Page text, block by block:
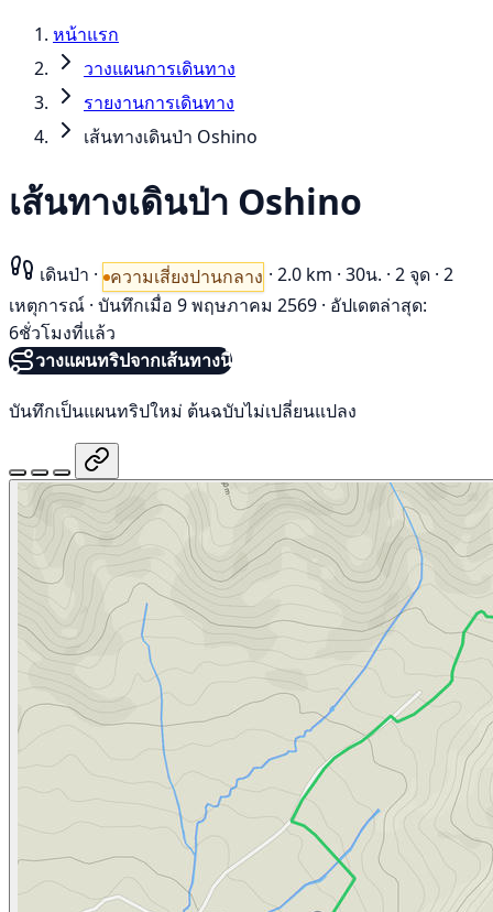
หน้าแรก
วางแผนการเดินทาง
รายงานการเดินทาง
เส้นทางเดินป่า Oshino
เส้นทางเดินป่า Oshino
เดินป่า · ความเสี่ยงปานกลาง · 2.0 km · 30น. · 2 จุด · 2
เหตุการณ์ · บันทึกเมื่อ 9 พฤษภาคม 2569 · อัปเดตล่าสุด:
6ชั่วโมงที่แล้ว
วางแผนทริปจากเส้นทางนี้
บันทึกเป็นแผนทริปใหม่ ต้นฉบับไม่เปลี่ยนแปลง